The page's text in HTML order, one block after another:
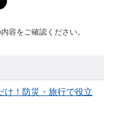
容をご確認ください。
け！防災・旅行で役立